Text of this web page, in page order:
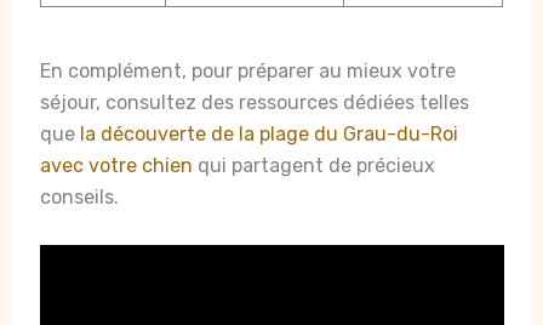
En complément, pour préparer au mieux votre
séjour, consultez des ressources dédiées telles
que la découverte de la plage du Grau-du-Roi
avec votre chien qui partagent de précieux
conseils.